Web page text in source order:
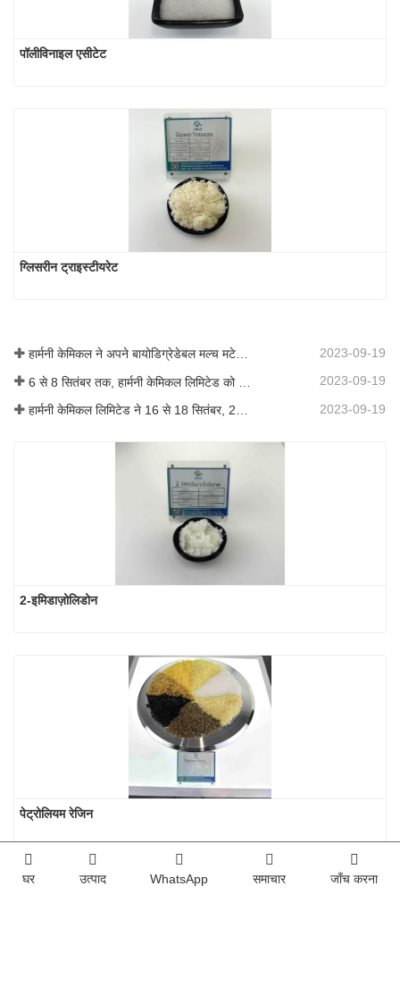
पॉलीविनाइल एसीटेट
ग्लिसरीन ट्राइस्टीयरेट
हार्मनी केमिकल ने अपने बायोडिग्रेडेबल मल्च मटेरियल का व्यावसायीकरण किया, जिससे कृषि में हरित विकास को बढ़ावा मिला 2023-09-19
2023-09-19
2023-09-19
2-इमिडाज़ोलिडोन
पेट्रोलियम रेजिन
घर उत्पाद WhatsApp समाचार जाँच करना